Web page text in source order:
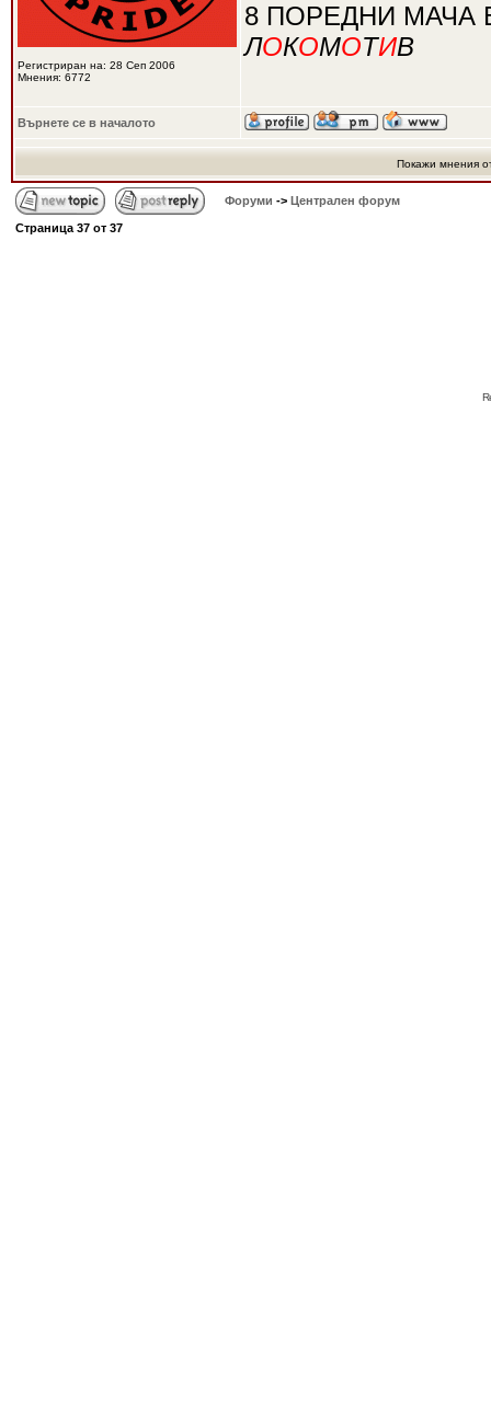
Регистриран на: 28 Сеп 2006
Мнения: 6772
8 ПОРЕДНИ МАЧА
ЛОКОМОТИВ
Върнете се в началото
Покажи мнения
Форуми -> Централен форум
Страница 37 от 37